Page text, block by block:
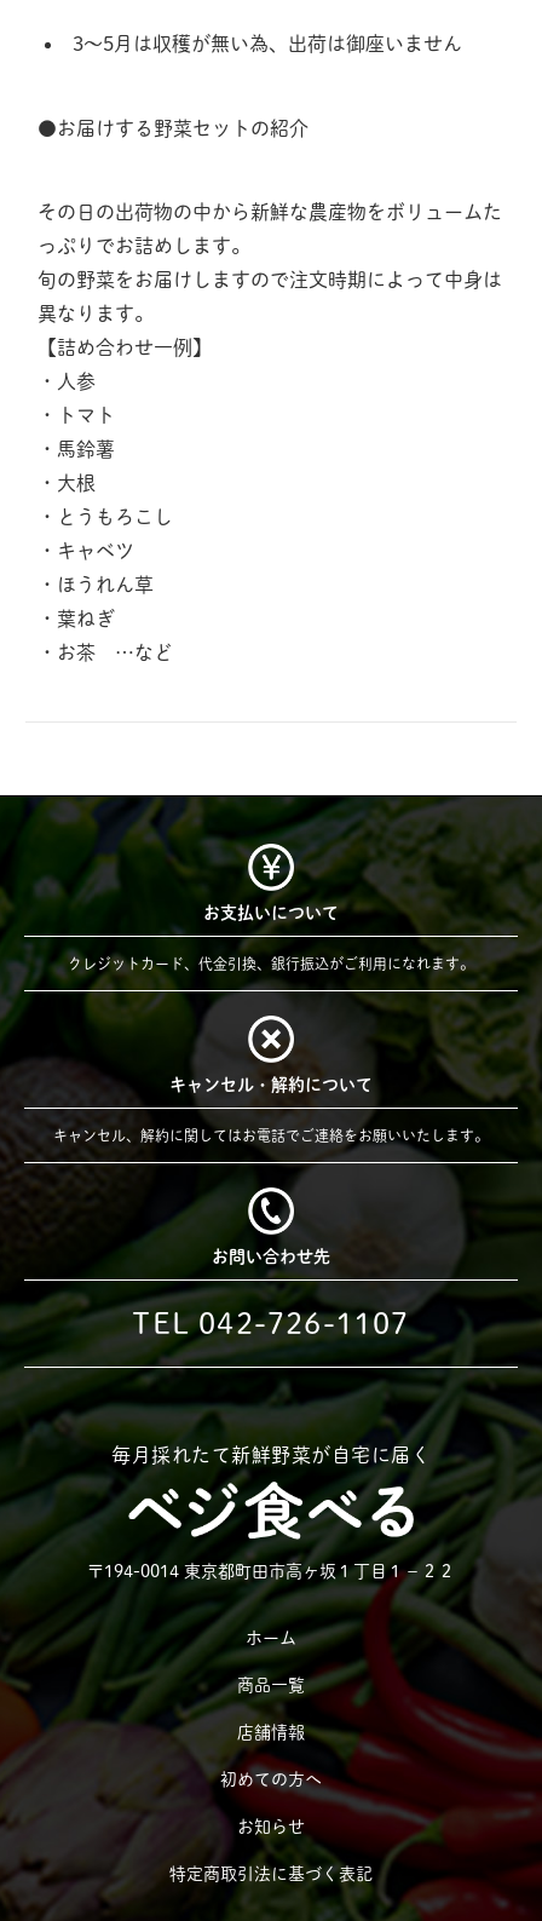
3～5月は収穫が無い為、出荷は御座いません
●お届けする野菜セットの紹介
その日の出荷物の中から新鮮な農産物をボリュームた
っぷりでお詰めします。
旬の野菜をお届けしますので注文時期によって中身は
異なります。
【詰め合わせ一例】
・人参
・トマト
・馬鈴薯
・大根
・とうもろこし
・キャベツ
・ほうれん草
・葉ねぎ
・お茶 …など
お支払いについて
クレジットカード、代金引換、銀行振込がご利用になれます。
キャンセル・解約について
キャンセル、解約に関してはお電話でご連絡をお願いいたします。
お問い合わせ先
TEL 042-726-1107
毎月採れたて新鮮野菜が自宅に届く
〒194-0014 東京都町田市高ヶ坂１丁目１−２２
ホーム
商品一覧
店舗情報
初めての方へ
お知らせ
特定商取引法に基づく表記